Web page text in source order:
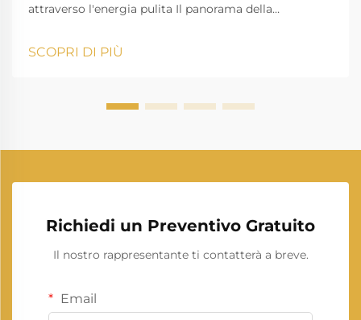
attraverso l'energia pulita Il panorama della
trasformazione notevole, poiché le fonti di energia
rinnovabile stanno ridefinendo il modo in cui
SCOPRI DI PIÙ
Richiedi un Preventivo Gratuito
Il nostro rappresentante ti contatterà a breve.
Email